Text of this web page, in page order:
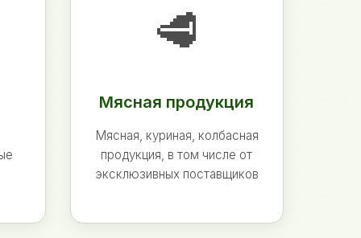
🥩
Мясная продукция
Мясная, куриная, колбасная
продукция, в том числе от
эксклюзивных поставщиков